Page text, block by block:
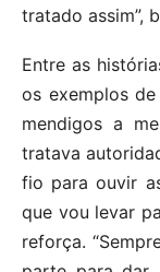
tratado assim”,
Entre as
os exemplos
mendigos a
tratava
fio para ouvir
que vou levar
reforça.